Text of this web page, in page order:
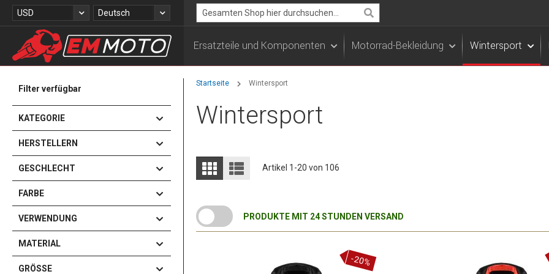
Zum
Inhalt
Währung
USD Sprache
Deutsch
Search
Ersatzteile und Komponenten Motorrad-Bekleidung Wintersport
Startseite Wintersport
Wintersport
Anzeigen
als
Liste Liste Artikel 1 -20 von 106
PRODUKTE MIT 24 STUNDEN VERSAND
-20%
Filter verfügbar
KATEGORIE
HERSTELLERN
GESCHLECHT
FARBE
VERWENDUNG
MATERIAL
GRÖSSE